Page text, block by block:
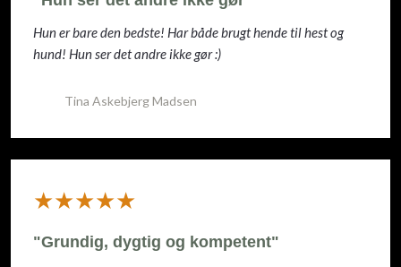
Hun er bare den bedste! Har både brugt hende til hest og
hund! Hun ser det andre ikke gør :)
Tina Askebjerg Madsen
​★★★★★
"Grundig, dygtig og kompetent"